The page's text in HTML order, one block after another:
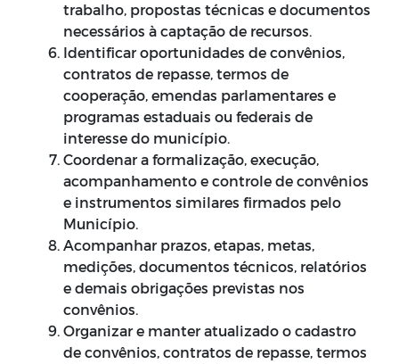
trabalho, propostas técnicas e documentos
necessários à captação de recursos.
Identificar oportunidades de convênios,
contratos de repasse, termos de
cooperação, emendas parlamentares e
programas estaduais ou federais de
interesse do município.
Coordenar a formalização, execução,
acompanhamento e controle de convênios
e instrumentos similares firmados pelo
Município.
Acompanhar prazos, etapas, metas,
medições, documentos técnicos, relatórios
e demais obrigações previstas nos
convênios.
Organizar e manter atualizado o cadastro
de convênios, contratos de repasse, termos